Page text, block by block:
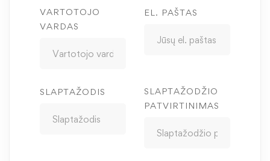
VARTOTOJO
VARDAS
EL. PAŠTAS
SLAPTAŽODIS
SLAPTAŽODŽIO
PATVIRTINIMAS